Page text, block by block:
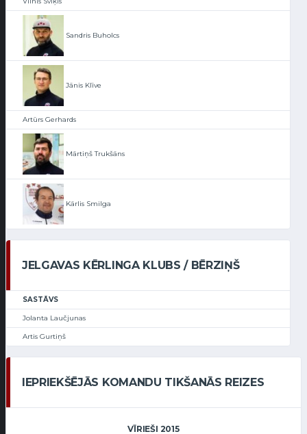
Sandris Buholcs
Jānis Klīve
Artūrs Gerhards
Mārtiņš Trukšāns
Kārlis Smilga
JELGAVAS KĒRLINGA KLUBS / BĒRZIŅŠ
SASTĀVS
Jolanta Laučjunas
Artis Gurtiņš
IEPRIEKŠĒJĀS KOMANDU TIKŠANĀS REIZES
VĪRIEŠI 2015